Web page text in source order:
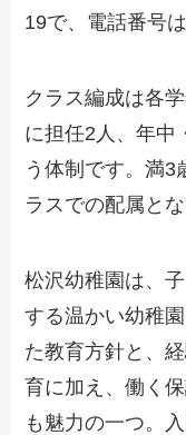
19で、電話番号
クラス編成は各
に担任2人、年中
う体制です。満3
ラスでの配属とな
松沢幼稚園は、
する温かい幼稚
た教育方針と、
育に加え、働く
も魅力の一つ。